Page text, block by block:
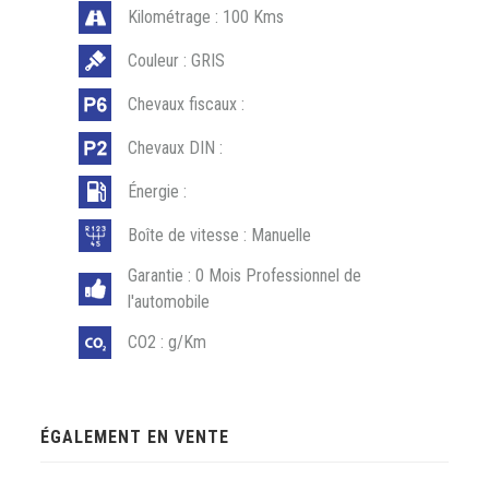
Kilométrage : 100 Kms
Couleur : GRIS
Chevaux fiscaux :
Chevaux DIN :
Énergie :
Boîte de vitesse : Manuelle
Garantie : 0 Mois Professionnel de
l'automobile
CO2 : g/Km
ÉGALEMENT EN VENTE